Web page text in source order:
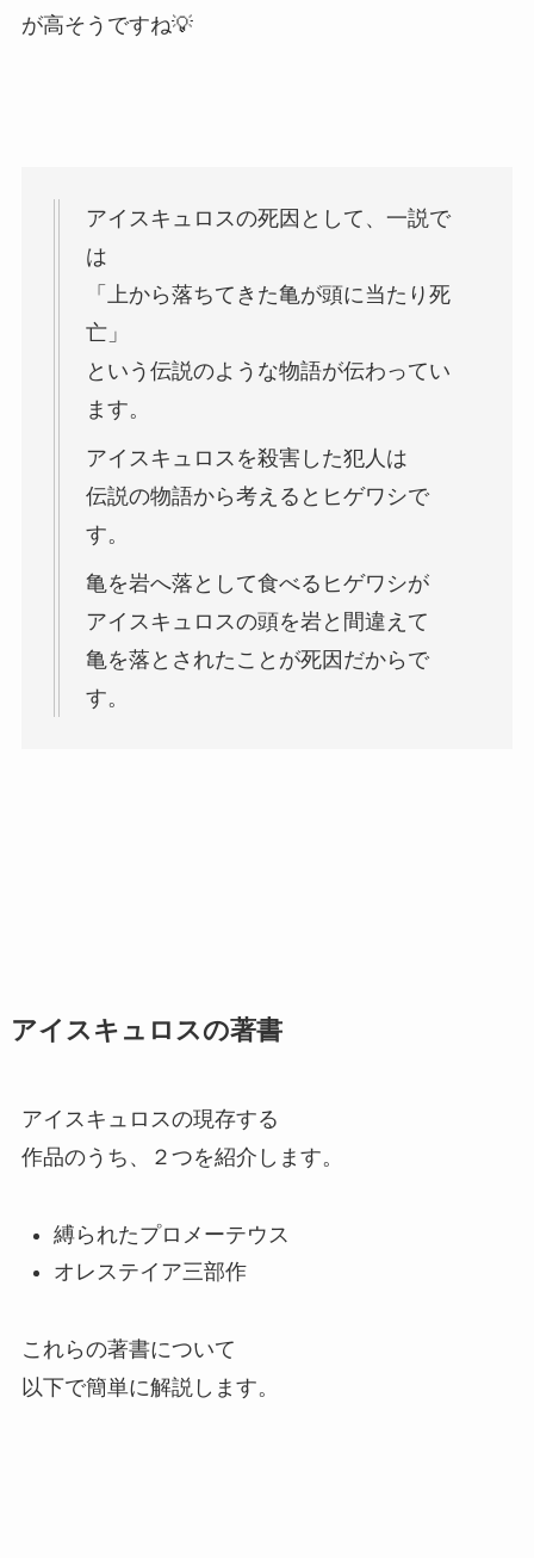
が高そうですね💡
アイスキュロスの死因として、一説で
は
「上から落ちてきた亀が頭に当たり死
亡」
という伝説のような物語が伝わってい
ます。
アイスキュロスを殺害した犯人は
伝説の物語から考えるとヒゲワシで
す。
亀を岩へ落として食べるヒゲワシが
アイスキュロスの頭を岩と間違えて
亀を落とされたことが死因だからで
す。
アイスキュロスの著書
アイスキュロスの現存する
作品のうち、２つを紹介します。
縛られたプロメーテウス
オレステイア三部作
これらの著書について
以下で簡単に解説します。